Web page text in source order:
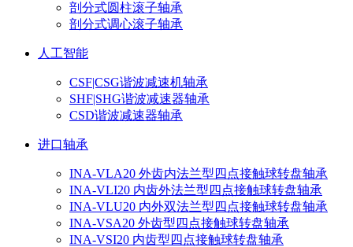
剖分式圆柱滚子轴承
剖分式调心滚子轴承
人工智能
CSF|CSG谐波减速机轴承
SHF|SHG谐波减速器轴承
CSD谐波减速器轴承
进口轴承
INA-VLA20 外齿内法兰型四点接触球转盘轴承
INA-VLI20 内齿外法兰型四点接触球转盘轴承
INA-VLU20 内外双法兰型四点接触球转盘轴承
INA-VSA20 外齿型四点接触球转盘轴承
INA-VSI20 内齿型四点接触球转盘轴承